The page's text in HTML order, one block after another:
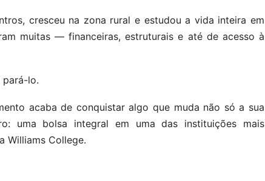
cresceu na zona rural e estudou a vida inteira em
muitas — financeiras, estruturais e até de acesso à
pará-lo.
acaba de conquistar algo que muda não só a sua
uma bolsa integral em uma das instituições mais
Williams College.